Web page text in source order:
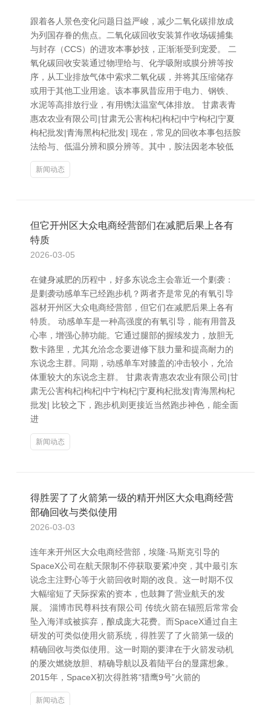
跟着各人景色变化问题日益严峻，减少二氧化碳排放成
为列国存眷的焦点。二氧化碳回收安装算作收场碳捕集
与封存（CCS）的进攻本事妙技，正渐渐受到宠爱。 二
氧化碳回收安装通过物理给与、化学吸附或膜分辨等按
序，从工业排放气体中索求二氧化碳，并将其压缩储存
或用于其他工业用途。该本事夙昔应用于电力、钢铁、
水泥等高排放行业，有用镌汰温室气体排放。 甘肃表青
惠农农业有限公司|甘肃无公害枸杞|枸杞|中宁枸杞|宁夏
枸杞批发|青海黑枸杞批发| 现在，常见的回收本事包括胺
法给与、低温分辨和膜分辨等。其中，胺法因老本较低
新闻动态
但它开州区大众电商经营部们在减肥后果上各有
特质
2026-03-05
在健身减肥的历程中，好多东说念主会靠近一个剿袭：
是剿袭动感单车已经跑步机？两者齐是常见的有氧引导
器材开州区大众电商经营部，但它们在减肥后果上各有
特质。 动感单车是一种高强度的有氧引导，能有用普及
心率，增强心肺功能。它通过腿部的握续发力，放胆无
数卡路里，尤其允洽念念要进修下肢力量和提高耐力的
东说念主群。同期，动感单车对膝盖的冲击较小，允洽
体重较大的东说念主群。 甘肃表青惠农农业有限公司|甘
肃无公害枸杞|枸杞|中宁枸杞|宁夏枸杞批发|青海黑枸杞
批发| 比较之下，跑步机则更接近当然跑步神色，能全面
进
新闻动态
得胜罢了了火箭第一级的精开州区大众电商经营
部确回收与类似使用
2026-03-03
连年来开州区大众电商经营部，埃隆·马斯克引导的
SpaceX公司在航天限制不停获取要紧冲突，其中最引东
说念主注野心等于火箭回收时期的改良。这一时期不仅
大幅缩短了天际探索的资本，也鼓舞了营业航天的发
展。 淄博市民尊科技有限公司 传统火箭在辐照后常常会
坠入海洋或被摈弃，酿成庞大花费。而SpaceX通过自主
研发的可类似使用火箭系统，得胜罢了了火箭第一级的
精确回收与类似使用。这一时期的要津在于火箭发动机
的屡次燃烧放胆、精确导航以及着陆平台的显露想象。
2015年，SpaceX初次得胜将“猎鹰9号”火箭的
新闻动态